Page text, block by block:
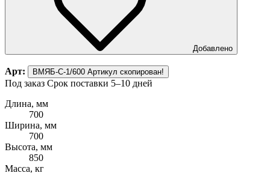
Добавлено
Арт: ВМЯБ-С-1/600 Артикул скопирован!
Под заказ Срок поставки 5–10 дней
Длина, мм
700
Ширина, мм
700
Высота, мм
850
Масса, кг